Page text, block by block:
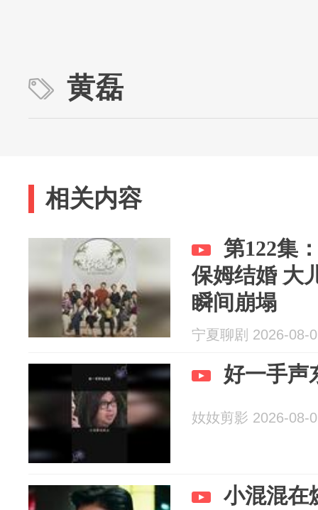
黄磊
相关内容
第122集
保姆结婚 大
瞬间崩塌
宁夏聊剧 2026-08-
好一手声
奻奻剪影 2026-08-
小混混在